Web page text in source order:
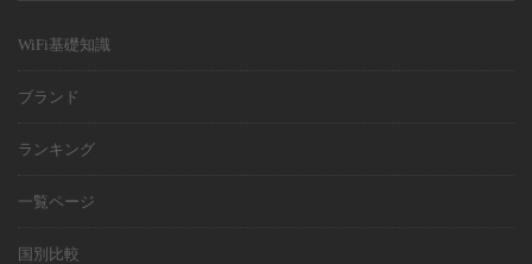
WiFi基礎知識
ブランド
ランキング
一覧ページ
国別比較